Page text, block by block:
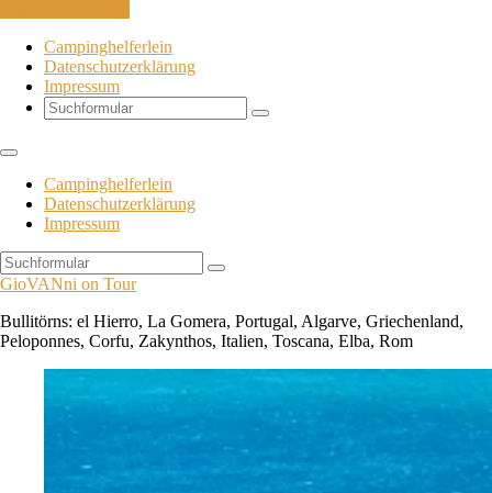
Campinghelferlein
Datenschutzerklärung
Impressum
Search
Campinghelferlein
Datenschutzerklärung
Impressum
Search
GioVANni on Tour
Bullitörns: el Hierro, La Gomera, Portugal, Algarve, Griechenland,
Peloponnes, Corfu, Zakynthos, Italien, Toscana, Elba, Rom